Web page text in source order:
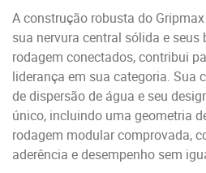
A construção robusta do
sua nervura central sólida e seus
rodagem conectados, contribui
liderança em sua categoria. Sua
de dispersão de água e seu
único, incluindo uma geometria
rodagem modular comprovada,
aderência e desempenho sem